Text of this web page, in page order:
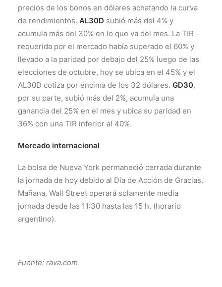
precios de los bonos en dólares achatando la curva
de rendimientos. AL30D subió más del 4% y
acumula más del 30% en lo que va del mes. La TIR
requerida por el mercado había superado el 60% y
llevado a la paridad por debajo del 25% luego de las
elecciones de octubre, hoy se ubica en el 45% y el
AL30D cotiza por encima de los 32 dólares. GD30,
por su parte, subió más del 2%, acumula una
ganancia del 25% en el mes y ubica su paridad en
36% con una TIR inferior al 40%.
Mercado internacional
La bolsa de Nueva York permaneció cerrada durante
la jornada de hoy debido al Día de Acción de Gracias.
Mañana, Wall Street operará solamente media
jornada desde las 11:30 hasta las 15 h. (horario
argentino).
Fuente: rava.com